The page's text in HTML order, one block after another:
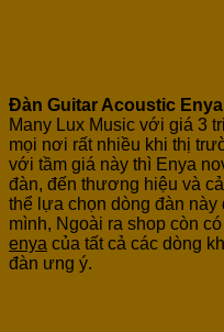
Đàn Guitar Acoustic
Many Lux Music với giá 3
mọi nơi rất nhiều khi thị
với tầm giá này thì Enya
đàn, đến thương hiệu và
thể lựa chọn dòng đàn này
mình, Ngoài ra shop còn
enya của tất cả các dòng
đàn ưng ý.